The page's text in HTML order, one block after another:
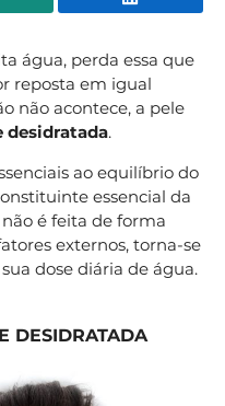
água, perda essa que
reposta em igual
não acontece, a pele
desidratada.
ao equilíbrio do
essencial da
é feita de forma
externos, torna-se
dose diária de água.
DESIDRATADA